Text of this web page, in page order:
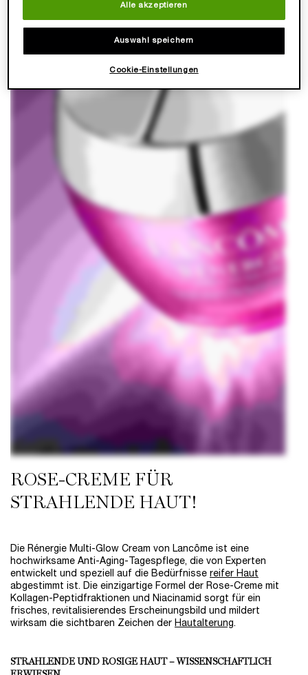
ROSE-CREME FÜR
STRAHLENDE HAUT!
Die Rénergie Multi-Glow Cream von Lancôme ist eine
hochwirksame Anti-Aging-Tagespflege, die von Experten
entwickelt und speziell auf die Bedürfnisse reifer Haut
abgestimmt ist. Die einzigartige Formel der Rose-Creme mit
Kollagen-Peptidfraktionen und Niacinamid sorgt für ein
frisches, revitalisierendes Erscheinungsbild und mildert
wirksam die sichtbaren Zeichen der Hautalterung.
STRAHLENDE UND ROSIGE HAUT – WISSENSCHAFTLICH
Alle akzeptieren
Auswahl speichern
Cookie-Einstellungen